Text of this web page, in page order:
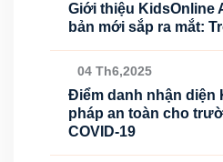
Giới thiệu KidsOnline
bản mới sắp ra mắt:
04 Th6,2025
Điểm danh nhận diện
pháp an toàn cho
COVID-19